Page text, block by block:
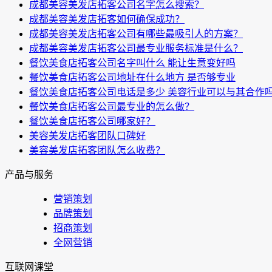
成都美容美发店拓客公司名字怎么搜索？
成都美容美发店拓客如何确保成功？
成都美容美发店拓客公司有哪些最吸引人的方案？
成都美容美发店拓客公司最专业服务标准是什么？
餐饮美食店拓客公司名字叫什么 能让生意变好吗
餐饮美食店拓客公司地址在什么地方 是否够专业
餐饮美食店拓客公司电话是多少 美容行业可以与其合作
餐饮美食店拓客公司最专业的怎么做？
餐饮美食店拓客公司哪家好？
美容美发店拓客团队口碑好
美容美发店拓客团队怎么收费？
产品与服务
营销策划
品牌策划
招商策划
全网营销
互联网课堂